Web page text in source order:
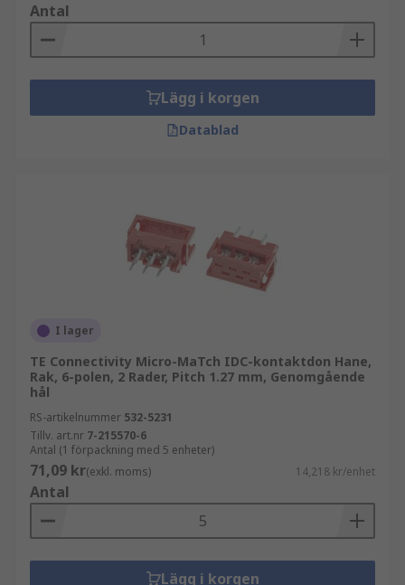
Antal
Lägg i korgen
Datablad
I lager
TE Connectivity Micro-MaTch IDC-kontaktdon Hane,
Rak, 6-polen, 2 Rader, Pitch 1.27 mm, Genomgående
hål
RS-artikelnummer 532-5231
Tillv. art.nr 7-215570-6
Antal (1 förpackning med 5 enheter)
71,09 kr(exkl. moms) 14,218 kr/enhet
Antal
Lägg i korgen